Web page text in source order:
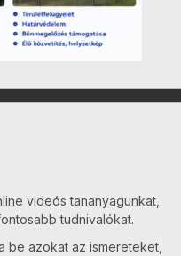
videós tananyagunkat,
tudnivalókat.
be azokat az ismereteket,